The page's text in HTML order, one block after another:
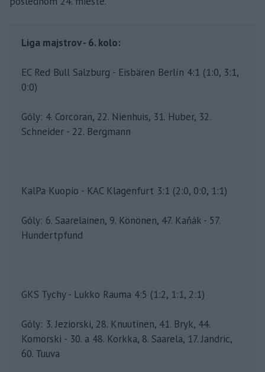
Liga majstrov - 6. kolo:
EC Red Bull Salzburg - Eisbären Berlín 4:1 (1:0, 3:1,
0:0)
Góly: 4. Corcoran, 22. Nienhuis, 31. Huber, 32.
Schneider - 22. Bergmann
KalPa Kuopio - KAC Klagenfurt 3:1 (2:0, 0:0, 1:1)
Góly: 6. Saarelainen, 9. Könönen, 47. Kaňák - 57.
Hundertpfund
GKS Tychy - Lukko Rauma 4:5 (1:2, 1:1, 2:1)
Góly: 3. Jeziorski, 28. Knuutinen, 41. Bryk, 44.
Komorski - 30. a 48. Korkka, 8. Saarela, 17. Jandric,
60. Tuuva